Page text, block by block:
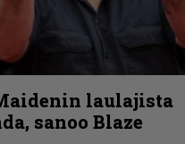
laulajista
sanoo Blaze